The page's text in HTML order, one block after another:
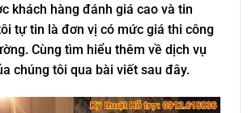
lại sức khỏe và đời sống sinh hoạt
mạnh
Khiến chi phí sửa chữa tăng cao
pháp hút bể phốt tại Hòa Bình
pháp hiện đại (không đục phá)
khách hàng đánh giá cao và tin
tự tin là đơn vị có mức giá thi công
Cùng tìm hiểu thêm về dịch vụ
chúng tôi qua bài viết sau đây.